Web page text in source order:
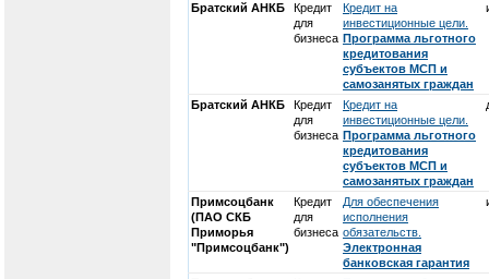
Братский АНКБ
Кредит
для
бизнеса
Кредит на
инвестиционные цели.
Программа льготного
кредитования
субъектов МСП и
самозанятых граждан
Братский АНКБ
Кредит
для
бизнеса
Кредит на
инвестиционные цели.
Программа льготного
кредитования
субъектов МСП и
самозанятых граждан
Примсоцбанк
(ПАО СКБ
Приморья
"Примсоцбанк")
Кредит
для
бизнеса
Для обеспечения
исполнения
обязательств.
Электронная
банковская гарантия